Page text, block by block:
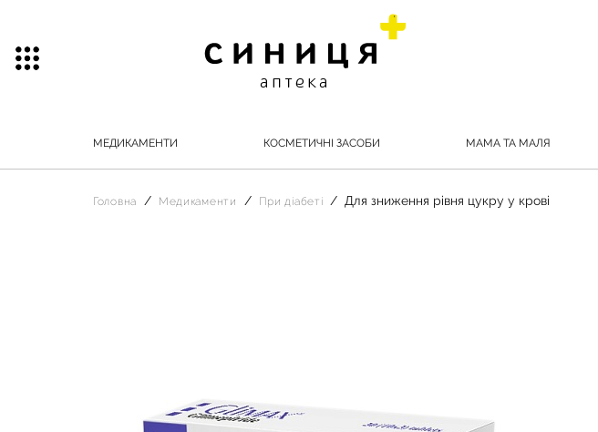
МЕДИКАМЕНТИ КОСМЕТИЧНІ ЗАСОБИ МАМА ТА МАЛЯ
Головна Медикаменти При діабеті Для зниження рівня цукру у крові